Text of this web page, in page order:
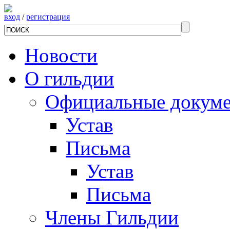
вход /регистрация
Новости
О гильдии
Официальные
Устав
Письма
Устав
Письма
Члены Гильдии